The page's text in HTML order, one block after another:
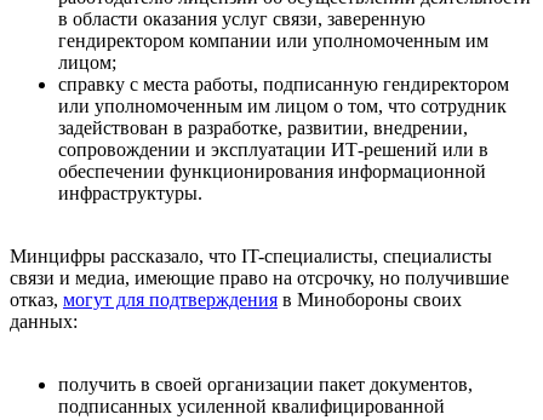
в области оказания услуг связи, заверенную
гендиректором компании или уполномоченным им
лицом;
справку с места работы, подписанную гендиректором
или уполномоченным им лицом о том, что сотрудник
задействован в разработке, развитии, внедрении,
сопровождении и эксплуатации ИТ-решений или в
обеспечении функционирования информационной
инфраструктуры.
Минцифры рассказало, что IT-cпециалисты, специалисты
связи и медиа, имеющие право на отсрочку, но получившие
отказ, могут для подтверждения в Минобороны своих
данных:
получить в своей организации пакет документов,
подписанных усиленной квалифицированной